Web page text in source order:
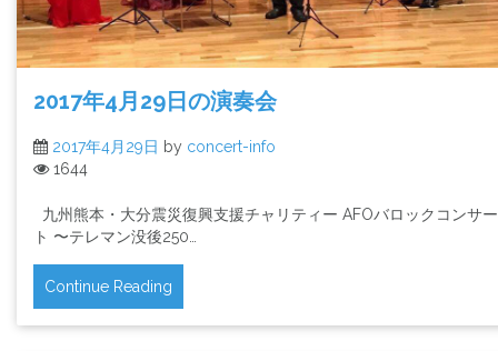
2017年4月29日の演奏会
2017年4月29日 by concert-info
1644
九州熊本・大分震災復興支援チャリティー AFOバロックコンサー
ト 〜テレマン没後250…
Continue Reading